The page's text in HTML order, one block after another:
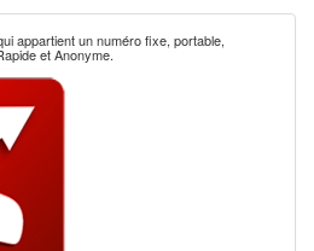
appartient un numéro fixe, portable,
et Anonyme.